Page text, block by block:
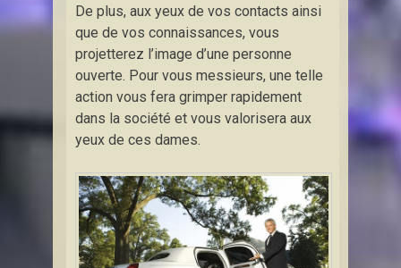
De plus, aux yeux de vos contacts ainsi
que de vos connaissances, vous
projetterez l’image d’une personne
ouverte. Pour vous messieurs, une telle
action vous fera grimper rapidement
dans la société et vous valorisera aux
yeux de ces dames.